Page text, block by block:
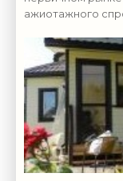
ажиотажного
ипотечного